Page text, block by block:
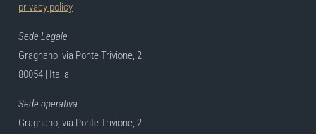
privacy policy
Sede Legale
Gragnano, via Ponte Trivione, 2
80054 | Italia
Sede operativa
Gragnano, via Ponte Trivione, 2